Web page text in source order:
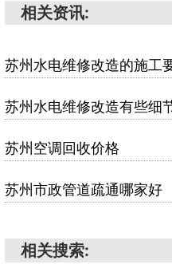
相关资讯:
苏州水电维修改造的施工
苏州水电维修改造有些细
苏州空调回收价格
苏州市政管道疏通哪家好
相关搜索: